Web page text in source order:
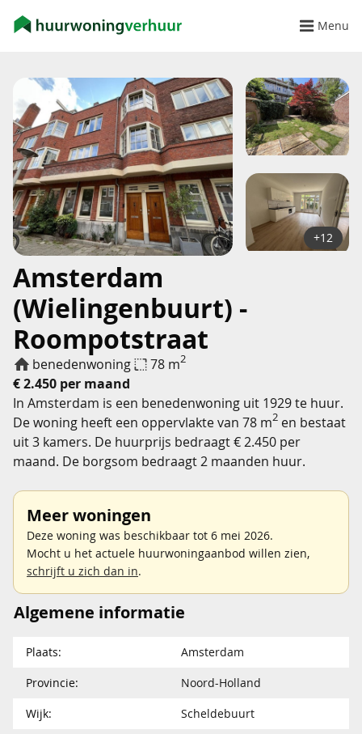
Menu
Amsterdam
(Wielingenbuurt) -
Roompotstraat
benedenwoning 78 m2
€ 2.450 per maand
+12
In Amsterdam is een benedenwoning uit 1929 te huur.
De woning heeft een oppervlakte van 78 m2 en bestaat
uit 3 kamers. De huurprijs bedraagt € 2.450 per
maand. De borgsom bedraagt 2 maanden huur.
Meer woningen
Deze woning was beschikbaar tot 6 mei 2026.
Mocht u het actuele huurwoningaanbod willen zien,
schrijft u zich dan in.
Algemene informatie
Plaats:
Amsterdam
Provincie:
Noord-Holland
Wijk:
Scheldebuurt